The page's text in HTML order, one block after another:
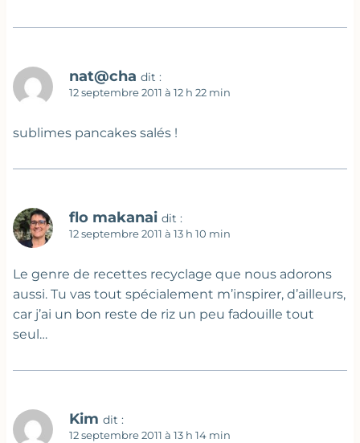
nat@cha dit :
12 septembre 2011 à 12 h 22 min
sublimes pancakes salés !
flo makanai dit :
12 septembre 2011 à 13 h 10 min
Le genre de recettes recyclage que nous adorons
aussi. Tu vas tout spécialement m’inspirer, d’ailleurs,
car j’ai un bon reste de riz un peu fadouille tout
seul…
Kim dit :
12 septembre 2011 à 13 h 14 min